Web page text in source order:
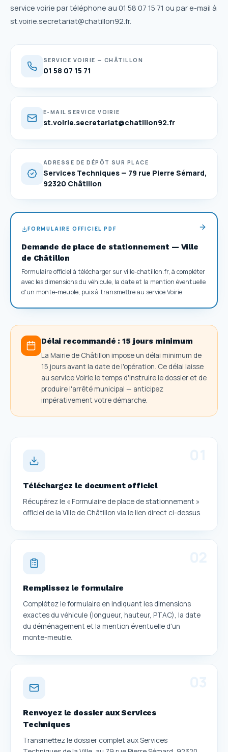
service voirie par téléphone au 01 58 07 15 71 ou par e-mail à
st.voirie.secretariat@chatillon92.fr.
SERVICE VOIRIE — CHÂTILLON
01 58 07 15 71
E-MAIL SERVICE VOIRIE
st.voirie.secretariat@chatillon92.fr
ADRESSE DE DÉPÔT SUR PLACE
Services Techniques — 79 rue Pierre Sémard,
92320 Châtillon
FORMULAIRE OFFICIEL PDF
Demande de place de stationnement — Ville
de Châtillon
Formulaire officiel à télécharger sur ville-chatillon.fr, à compléter
avec les dimensions du véhicule, la date et la mention éventuelle
d'un monte-meuble, puis à transmettre au service Voirie.
Délai recommandé :15 jours minimum
La Mairie de Châtillon impose un délai minimum de
15 jours avant la date de l'opération. Ce délai laisse
au service Voirie le temps d'instruire le dossier et de
produire l'arrêté municipal — anticipez
impérativement votre démarche.
Téléchargez le document officiel
Récupérez le « Formulaire de place de stationnement »
officiel de la Ville de Châtillon via le lien direct ci-dessus.
Remplissez le formulaire
Complétez le formulaire en indiquant les dimensions
exactes du véhicule (longueur, hauteur, PTAC), la date
du déménagement et la mention éventuelle d'un
monte-meuble.
Renvoyez le dossier aux Services
Techniques
Transmettez le dossier complet aux Services